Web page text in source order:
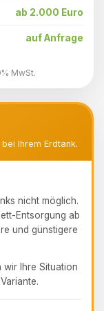
ab 2.000 Euro
auf Anfrage
MwSt.
Ihrem Erdtank.
nicht möglich.
Entsorgung ab
und günstigere
wir Ihre Situation